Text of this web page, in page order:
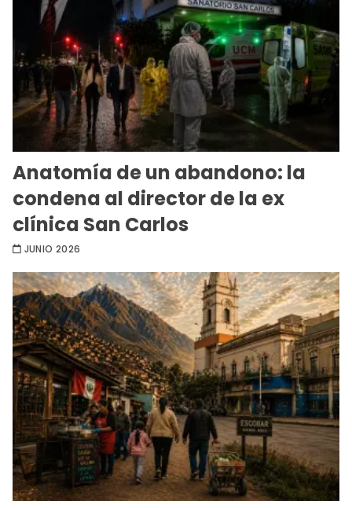
Anatomía de un abandono: la
condena al director de la ex
clínica San Carlos
JUNIO 2026